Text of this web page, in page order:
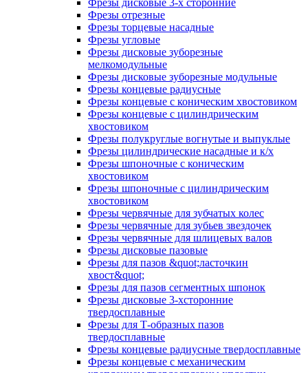
Фрезы дисковые 3-х сторонние
Фрезы отрезные
Фрезы торцевые насадные
Фрезы угловые
Фрезы дисковые зуборезные
мелкомодульные
Фрезы дисковые зуборезные модульные
Фрезы концевые радиусные
Фрезы концевые с коническим хвостовиком
Фрезы концевые с цилиндрическим
хвостовиком
Фрезы полукруглые вогнутые и выпуклые
Фрезы цилиндрические насадные и к/х
Фрезы шпоночные с коническим
хвостовиком
Фрезы шпоночные с цилиндрическим
хвостовиком
Фрезы червячные для зубчатых колес
Фрезы червячные для зубьев звездочек
Фрезы червячные для шлицевых валов
Фрезы дисковые пазовые
Фрезы для пазов &quot;ласточкин
хвост&quot;
Фрезы для пазов сегментных шпонок
Фрезы дисковые 3-хсторонние
твердосплавные
Фрезы для Т-образных пазов
твердосплавные
Фрезы концевые радиусные твердосплавные
Фрезы концевые с механическим